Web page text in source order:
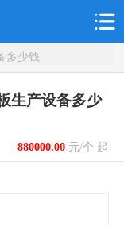
多少钱
生产设备多少
880000.00元/个 起